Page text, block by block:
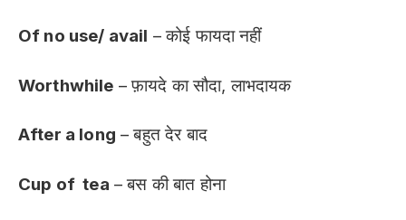
Of no use/ avail – कोई फायदा नहीं
Worthwhile – फ़ायदे का सौदा, लाभदायक
After a long – बहुत देर बाद
Cup of tea – बस की बात होना